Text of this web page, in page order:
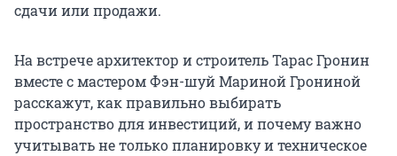
сдачи или продажи.
На встрече архитектор и строитель Тарас Гронин
вместе с мастером Фэн-шуй Мариной Грониной
расскажут, как правильно выбирать
пространство для инвестиций, и почему важно
учитывать не только планировку и техническое